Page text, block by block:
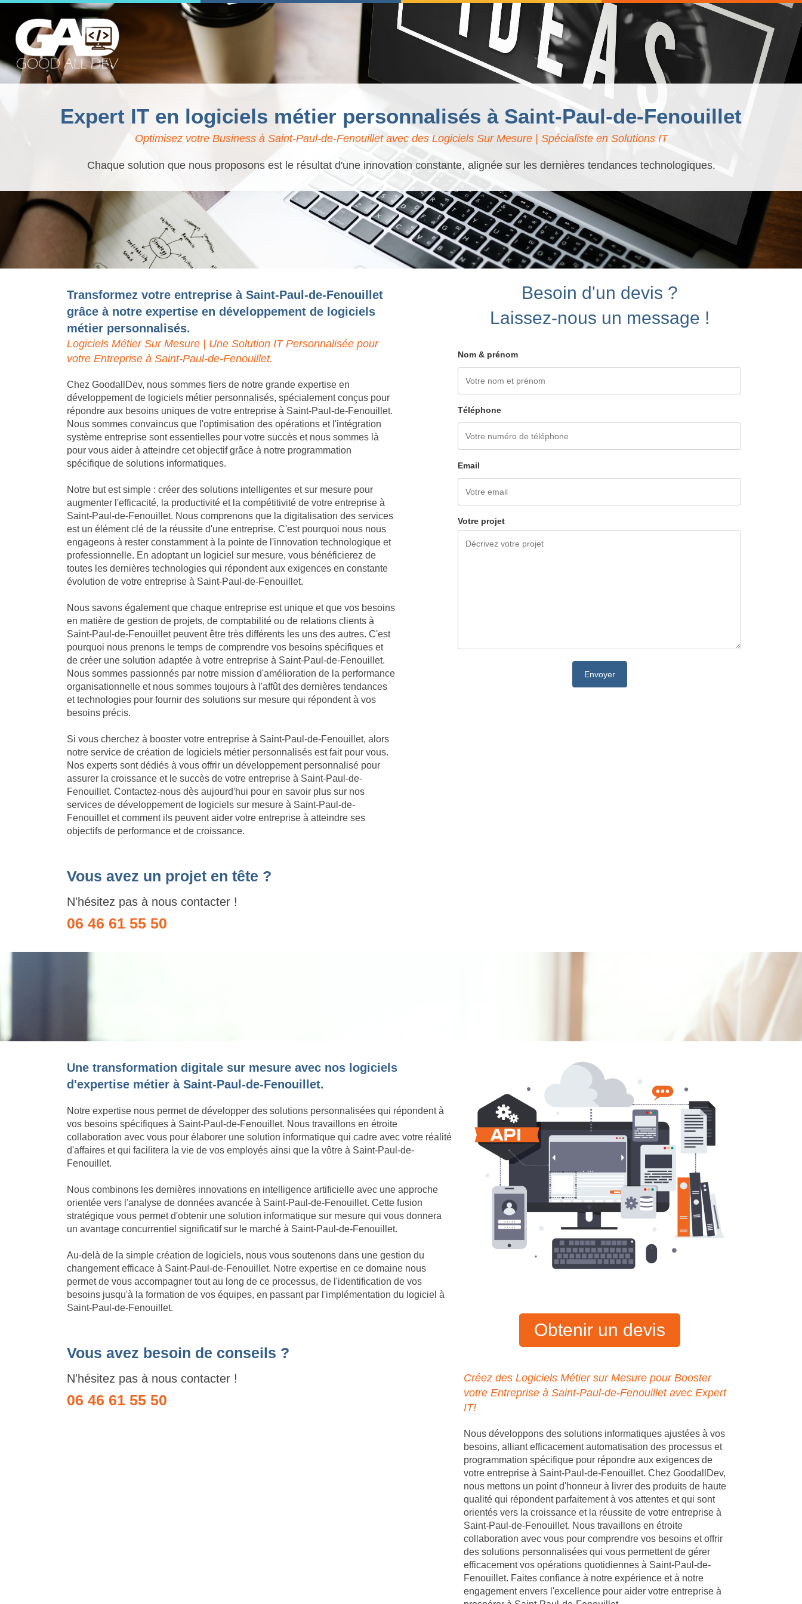
Expert IT en logiciels métier personnalisés à Saint-Paul-de-Fenouillet
Optimisez votre Business à Saint-Paul-de-Fenouillet avec des Logiciels Sur Mesure | Spécialiste en Solutions IT
Chaque solution que nous proposons est le résultat d'une innovation constante, alignée sur les dernières tendances technologiques.
Transformez votre entreprise à Saint-Paul-de-Fenouillet
grâce à notre expertise en développement de logiciels
métier personnalisés.
Logiciels Métier Sur Mesure | Une Solution IT Personnalisée pour
votre Entreprise à Saint-Paul-de-Fenouillet.
Chez GoodallDev, nous sommes fiers de notre grande expertise en
développement de logiciels métier personnalisés, spécialement conçus pour
répondre aux besoins uniques de votre entreprise à Saint-Paul-de-Fenouillet.
Nous sommes convaincus que l'optimisation des opérations et l'intégration
système entreprise sont essentielles pour votre succès et nous sommes là
pour vous aider à atteindre cet objectif grâce à notre programmation
spécifique de solutions informatiques.
Notre but est simple : créer des solutions intelligentes et sur mesure pour
augmenter l'efficacité, la productivité et la compétitivité de votre entreprise à
Saint-Paul-de-Fenouillet. Nous comprenons que la digitalisation des services
est un élément clé de la réussite d'une entreprise. C'est pourquoi nous nous
engageons à rester constamment à la pointe de l'innovation technologique et
professionnelle. En adoptant un logiciel sur mesure, vous bénéficierez de
toutes les dernières technologies qui répondent aux exigences en constante
évolution de votre entreprise à Saint-Paul-de-Fenouillet.
Nous savons également que chaque entreprise est unique et que vos besoins
en matière de gestion de projets, de comptabilité ou de relations clients à
Saint-Paul-de-Fenouillet peuvent être très différents les uns des autres. C'est
pourquoi nous prenons le temps de comprendre vos besoins spécifiques et
de créer une solution adaptée à votre entreprise à Saint-Paul-de-Fenouillet.
Nous sommes passionnés par notre mission d'amélioration de la performance
organisationnelle et nous sommes toujours à l'affût des dernières tendances
et technologies pour fournir des solutions sur mesure qui répondent à vos
besoins précis.
Si vous cherchez à booster votre entreprise à Saint-Paul-de-Fenouillet, alors
notre service de création de logiciels métier personnalisés est fait pour vous.
Nos experts sont dédiés à vous offrir un développement personnalisé pour
assurer la croissance et le succès de votre entreprise à Saint-Paul-de-
Fenouillet. Contactez-nous dès aujourd'hui pour en savoir plus sur nos
services de développement de logiciels sur mesure à Saint-Paul-de-
Fenouillet et comment ils peuvent aider votre entreprise à atteindre ses
objectifs de performance et de croissance.
Vous avez un projet en tête ?
N'hésitez pas à nous contacter !
06 46 61 55 50
Besoin d'un devis ?
Laissez-nous un message !
Nom & prénom
Téléphone
Email
Votre projet
Une transformation digitale sur mesure avec nos logiciels
d'expertise métier à Saint-Paul-de-Fenouillet.
Notre expertise nous permet de développer des solutions personnalisées qui répondent à
vos besoins spécifiques à Saint-Paul-de-Fenouillet. Nous travaillons en étroite
collaboration avec vous pour élaborer une solution informatique qui cadre avec votre réalité
d'affaires et qui facilitera la vie de vos employés ainsi que la vôtre à Saint-Paul-de-
Fenouillet.
Nous combinons les dernières innovations en intelligence artificielle avec une approche
orientée vers l'analyse de données avancée à Saint-Paul-de-Fenouillet. Cette fusion
stratégique vous permet d'obtenir une solution informatique sur mesure qui vous donnera
un avantage concurrentiel significatif sur le marché à Saint-Paul-de-Fenouillet.
Au-delà de la simple création de logiciels, nous vous soutenons dans une gestion du
changement efficace à Saint-Paul-de-Fenouillet. Notre expertise en ce domaine nous
permet de vous accompagner tout au long de ce processus, de l'identification de vos
besoins jusqu'à la formation de vos équipes, en passant par l'implémentation du logiciel à
Saint-Paul-de-Fenouillet.
Vous avez besoin de conseils ?
N'hésitez pas à nous contacter !
06 46 61 55 50
Obtenir un devis
Créez des Logiciels Métier sur Mesure pour Booster
votre Entreprise à Saint-Paul-de-Fenouillet avec Expert
IT!
Nous développons des solutions informatiques ajustées à vos
besoins, alliant efficacement automatisation des processus et
programmation spécifique pour répondre aux exigences de
votre entreprise à Saint-Paul-de-Fenouillet. Chez GoodallDev,
nous mettons un point d'honneur à livrer des produits de haute
qualité qui répondent parfaitement à vos attentes et qui sont
orientés vers la croissance et la réussite de votre entreprise à
Saint-Paul-de-Fenouillet. Nous travaillons en étroite
collaboration avec vous pour comprendre vos besoins et offrir
des solutions personnalisées qui vous permettent de gérer
efficacement vos opérations quotidiennes à Saint-Paul-de-
Fenouillet. Faites confiance à notre expérience et à notre
engagement envers l'excellence pour aider votre entreprise à